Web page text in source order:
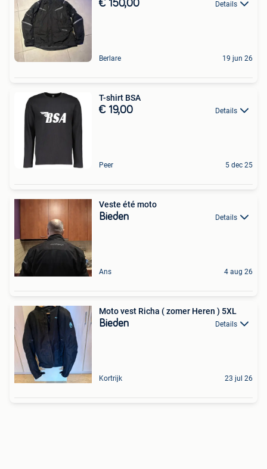
€ 150,00 Details
Berlare 19 jun 26
T-shirt BSA
€ 19,00 Details
Peer 5 dec 25
Veste été moto
Bieden Details
Ans 4 aug 26
Moto vest Richa ( zomer Heren ) 5XL
Bieden Details
Kortrijk 23 jul 26